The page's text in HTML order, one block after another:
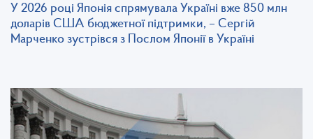
У 2026 році Японія спрямувала Україні вже 850 млн
доларів США бюджетної підтримки, – Сергій
Марченко зустрівся з Послом Японії в Україні